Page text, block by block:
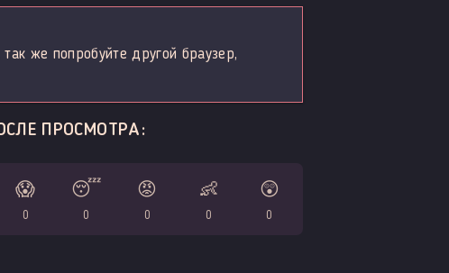
же попробуйте другой браузер,
ПРОСМОТРА:
😱
0
😴
0
😡
0
👶
0
😲
0